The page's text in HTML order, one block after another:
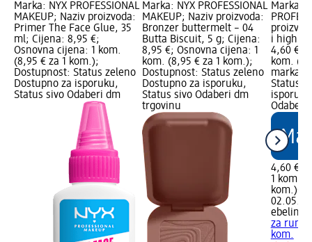
Marka: NYX PROFESSIONAL
MAKEUP; Naziv proizvoda:
Primer The Face Glue, 35
ml; Cijena: 8,95 €;
Osnovna cijena: 1 kom.
(8,95 € za 1 kom.);
Dostupnost: Status zeleno
Dostupno za isporuku,
Status sivo Odaberi dm
Marka: NYX PROFESSIONAL
MAKEUP; Naziv proizvoda:
Bronzer buttermelt – 04
Butta Biscuit, 5 g; Cijena:
8,95 €; Osnovna cijena: 1
kom. (8,95 € za 1 kom.);
Dostupnost: Status zeleno
Dostupno za isporuku,
Status sivo Odaberi dm
trgovinu
Marka:
i
4,60 €;
kom.
marka
Status
Odaberi
4,60 €
1 kom.
kom.)
ebelin
za
kom.